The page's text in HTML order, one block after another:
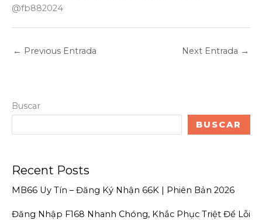
@fb882024
← Previous Entrada Next Entrada →
Buscar
BUSCAR
Recent Posts
MB66 Uy Tín – Đăng Ký Nhận 66K | Phiên Bản 2026
Đăng Nhập F168 Nhanh Chóng, Khắc Phục Triệt Để Lỗi